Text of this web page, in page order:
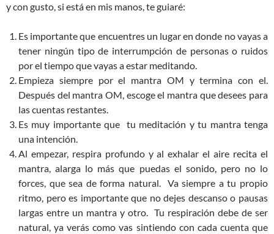
y con gusto, si está en mis manos, te guiaré:
Es importante que encuentres un lugar en donde no vayas a
tener ningún tipo de interrumpción de personas o ruidos
por el tiempo que vayas a estar meditando.
Empieza siempre por el mantra OM y termina con el.
Después del mantra OM, escoge el mantra que desees para
las cuentas restantes.
Es muy importante que tu meditación y tu mantra tenga
una intención.
Al empezar, respira profundo y al exhalar el aire recita el
mantra, alarga lo más que puedas el sonido, pero no lo
forces, que sea de forma natural. Va siempre a tu propio
ritmo, pero es importante que no dejes descanso o pausas
largas entre un mantra y otro. Tu respiración debe de ser
natural, ya verás como vas sintiendo con cada cuenta que